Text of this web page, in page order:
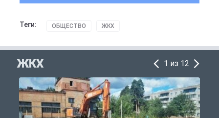
Теги: ОБЩЕСТВО ЖКХ
ЖКХ 1 из 12